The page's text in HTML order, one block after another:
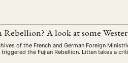
A look at some
of the French and German Foreign
the Fujian Rebellion. Litten takes a